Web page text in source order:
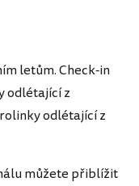
letům. Check-in
odlétající z
odlétající z
můžete přiblížit